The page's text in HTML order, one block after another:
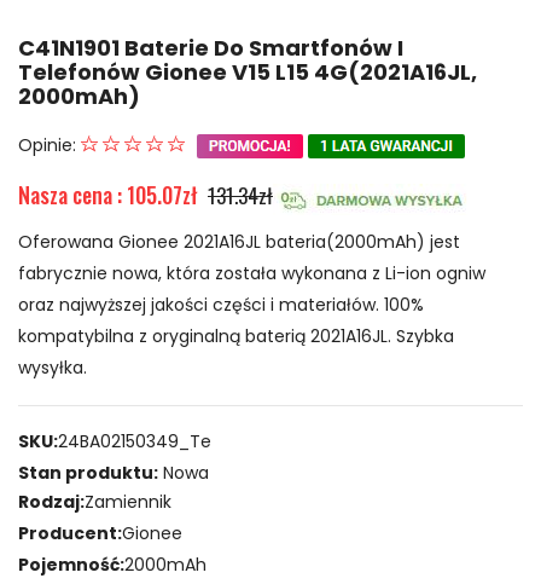
C41N1901 Baterie Do Smartfonów I
Telefonów Gionee V15 L15 4G(2021A16JL,
2000mAh)
Opinie:
Nasza cena : 105.07zł 131.34zł
Oferowana Gionee 2021A16JL bateria(2000mAh) jest
fabrycznie nowa, która została wykonana z Li-ion ogniw
oraz najwyższej jakości części i materiałów. 100%
kompatybilna z oryginalną baterią 2021A16JL. Szybka
wysyłka.
SKU:24BA02150349_Te
Stan produktu: Nowa
Rodzaj:Zamiennik
Producent:Gionee
Pojemność:2000mAh